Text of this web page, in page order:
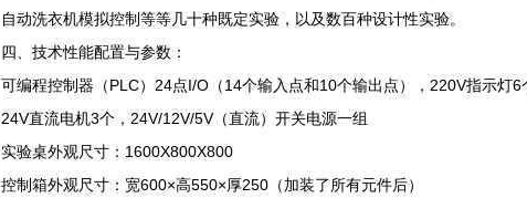
自动洗衣机模拟控制等等几十种既定实验，以及数百种设计性实验。
四、技术性能配置与参数：
可编程控制器（PLC）24点I/O（14个输入点和10个输出点），220V指示灯
24V直流电机3个，24V/12V/5V（直流）开关电源一组
实验桌外观尺寸：1600X800X800
控制箱外观尺寸：宽600×高550×厚250（加装了所有元件后）